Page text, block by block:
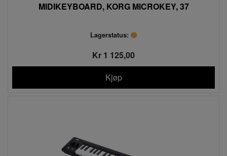
MIDIKEYBOARD, KORG MICROKEY, 37
Lagerstatus:
Kr 1 125,00
Kjøp